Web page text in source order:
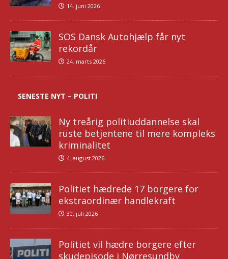
14. juni 2026
SOS Dansk Autohjælp får nyt
rekordår
24. marts 2026
SENESTE NYT – POLITI
Ny treårig politiuddannelse skal
ruste betjentene til mere kompleks
kriminalitet
4. august 2026
Politiet hædrede 17 borgere for
ekstraordinær handlekraft
30. juli 2026
Politiet vil hædre borgere efter
skudepisode i Nørresundby